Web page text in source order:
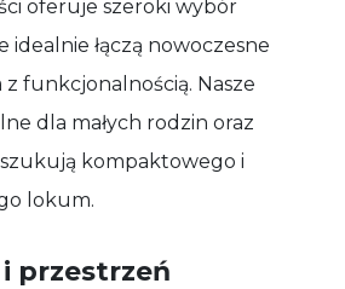
oferuje szeroki wybór
idealnie łączą nowoczesne
funkcjonalnością. Nasze
dla małych rodzin oraz
kompaktowego i
lokum.
przestrzeń